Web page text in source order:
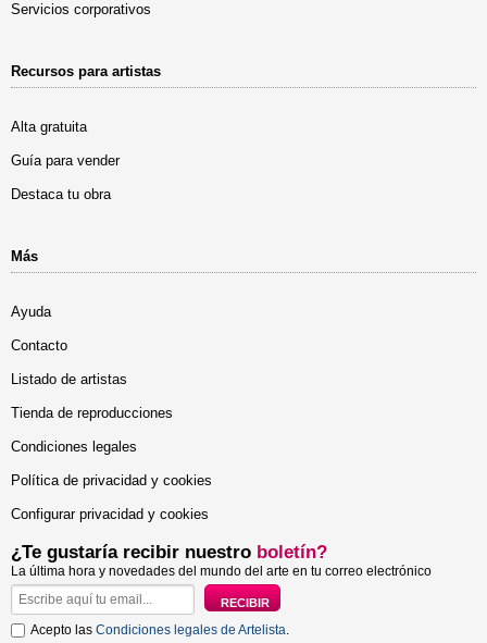
Servicios corporativos
Recursos para artistas
Alta gratuita
Guía para vender
Destaca tu obra
Más
Ayuda
Contacto
Listado de artistas
Tienda de reproducciones
Condiciones legales
Política de privacidad y cookies
Configurar privacidad y cookies
¿Te gustaría recibir nuestro boletín?
La última hora y novedades del mundo del arte en tu correo electrónico
Acepto las Condiciones legales de Artelista.